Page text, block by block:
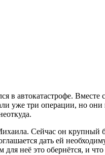
Вместе с
уже три операции, но
Сейчас он крупный
дать ей
неё это обернётся, и